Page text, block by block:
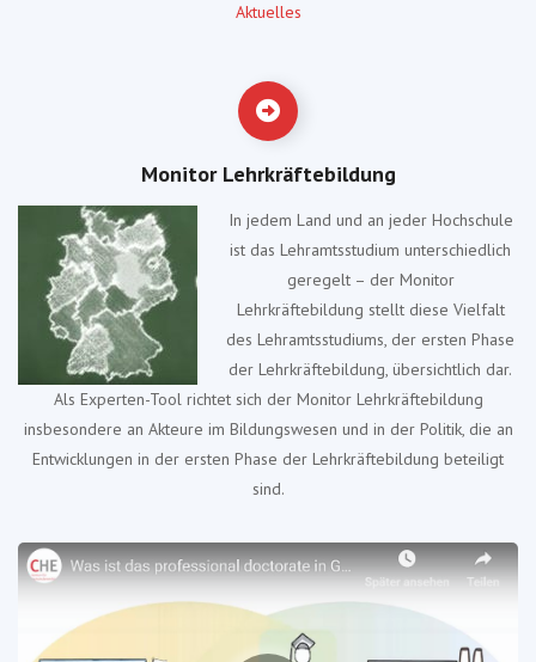
Aktuelles
Monitor Lehrkräftebildung
In jedem Land und an jeder Hochschule
ist das Lehramtsstudium unterschiedlich
geregelt – der Monitor
Lehrkräftebildung stellt diese Vielfalt
des Lehramtsstudiums, der ersten Phase
der Lehrkräftebildung, übersichtlich dar.
Als Experten-Tool richtet sich der Monitor Lehrkräftebildung
insbesondere an Akteure im Bildungswesen und in der Politik, die an
Entwicklungen in der ersten Phase der Lehrkräftebildung beteiligt
sind.